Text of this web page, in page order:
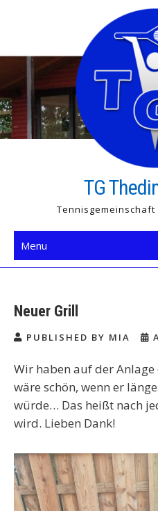
TG
Tennisgemeinschaft
Menu
Neuer Grill
PUBLISHED BY MIA
Wir haben auf der
wäre schön, wenn er
würde… Das heißt nach
wird. Lieben Dank!